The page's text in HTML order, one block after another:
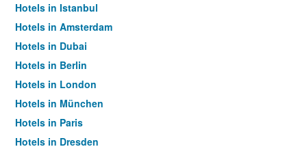
Hotels in Istanbul
Hotels in Amsterdam
Hotels in Dubai
Hotels in Berlin
Hotels in London
Hotels in München
Hotels in Paris
Hotels in Dresden